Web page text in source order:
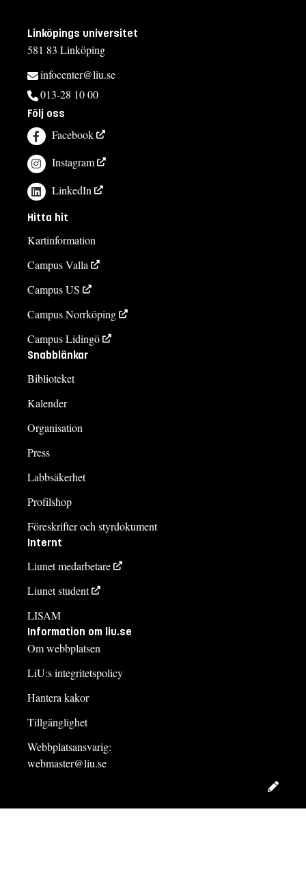
Linköpings universitet
581 83 Linköping
infocenter@liu.se
013-28 10 00
Följ oss
Facebook
Instagram
LinkedIn
Hitta hit
Kartinformation
Campus Valla
Campus US
Campus Norrköping
Campus Lidingö
Snabblänkar
Biblioteket
Kalender
Organisation
Press
Labbsäkerhet
Profilshop
Föreskrifter och styrdokument
Internt
Liunet medarbetare
Liunet student
LISAM
Information om liu.se
Om webbplatsen
LiU:s integritetspolicy
Hantera kakor
Tillgänglighet
Webbplatsansvarig:
webmaster@liu.se